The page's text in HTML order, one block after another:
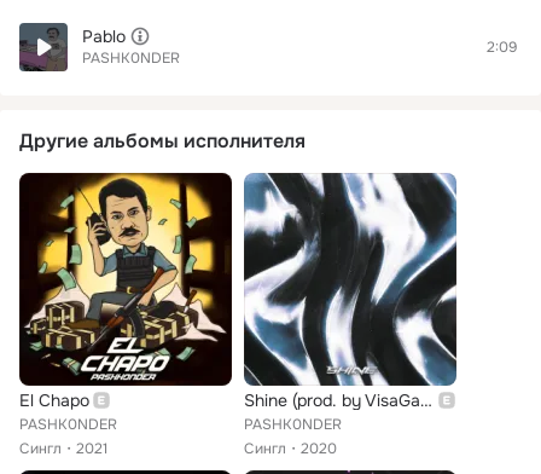
Pablo
PASHK0NDER
2:09
Другие альбомы исполнителя
El Chapo
PASHK0NDER
Сингл
2021
Shine (prod. by VisaGangBeatz)
PASHK0NDER
Сингл
2020